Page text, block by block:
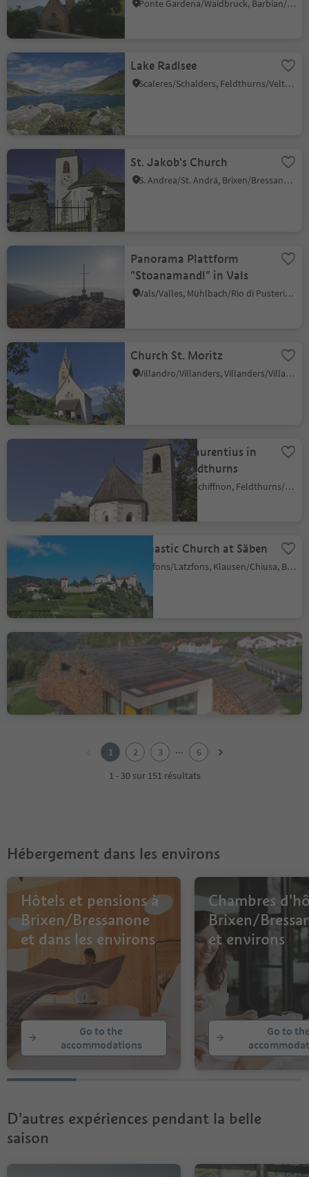
Ponte Gardena/Waidbruck, Barbian/Barbiano, Brixen/Bressanone and environs
Lake Radlsee
Scaleres/Schalders, Feldthurns/Velturno, Brixen/Bressanone and environs
St. Jakob's Church
S. Andrea/St. Andrä, Brixen/Bressanone, Brixen/Bressanone and environs
Panorama Plattform
"Stoanamandl" in Vals
Vals/Valles, Mühlbach/Rio di Pusteria, Brixen/Bressanone and environs
Church St. Moritz
Villandro/Villanders, Villanders/Villandro, Brixen/Bressanone and environs
Church St. Laurentius in
Velturno/Feldthurns
Giovignano/Tschiffnon, Feldthurns/Velturno, Brixen/Bressanone and environs
Monastic Church at Säben
Lazfons/Latzfons, Klausen/Chiusa, Brixen/Bressanone and environs
Muslhaufen House
1 2 3 ...
6
1 - 30 sur 151 résultats
Hébergement dans les environs
Hôtels et pensions à
Brixen/Bressanone
et dans les environs
Go to the
accommodations
Chambres
Brixen/
et environs
Go to
D'autres expériences pendant la belle
saison